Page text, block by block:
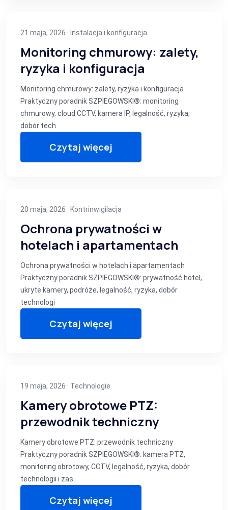
21 maja, 2026 · Instalacja i konfiguracja
Monitoring chmurowy: zalety,
ryzyka i konfiguracja
Monitoring chmurowy: zalety, ryzyka i konfiguracja
Praktyczny poradnik SZPIEGOWSKI®: monitoring
chmurowy, cloud CCTV, kamera IP, legalność, ryzyka,
dobór tech
Czytaj więcej
20 maja, 2026 · Kontrinwigilacja
Ochrona prywatności w
hotelach i apartamentach
Ochrona prywatności w hotelach i apartamentach
Praktyczny poradnik SZPIEGOWSKI®: prywatność hotel,
ukryte kamery, podróże, legalność, ryzyka, dobór
technologi
Czytaj więcej
19 maja, 2026 · Technologie
Kamery obrotowe PTZ:
przewodnik techniczny
Kamery obrotowe PTZ: przewodnik techniczny
Praktyczny poradnik SZPIEGOWSKI®: kamera PTZ,
monitoring obrotowy, CCTV, legalność, ryzyka, dobór
technologii i zas
Czytaj więcej